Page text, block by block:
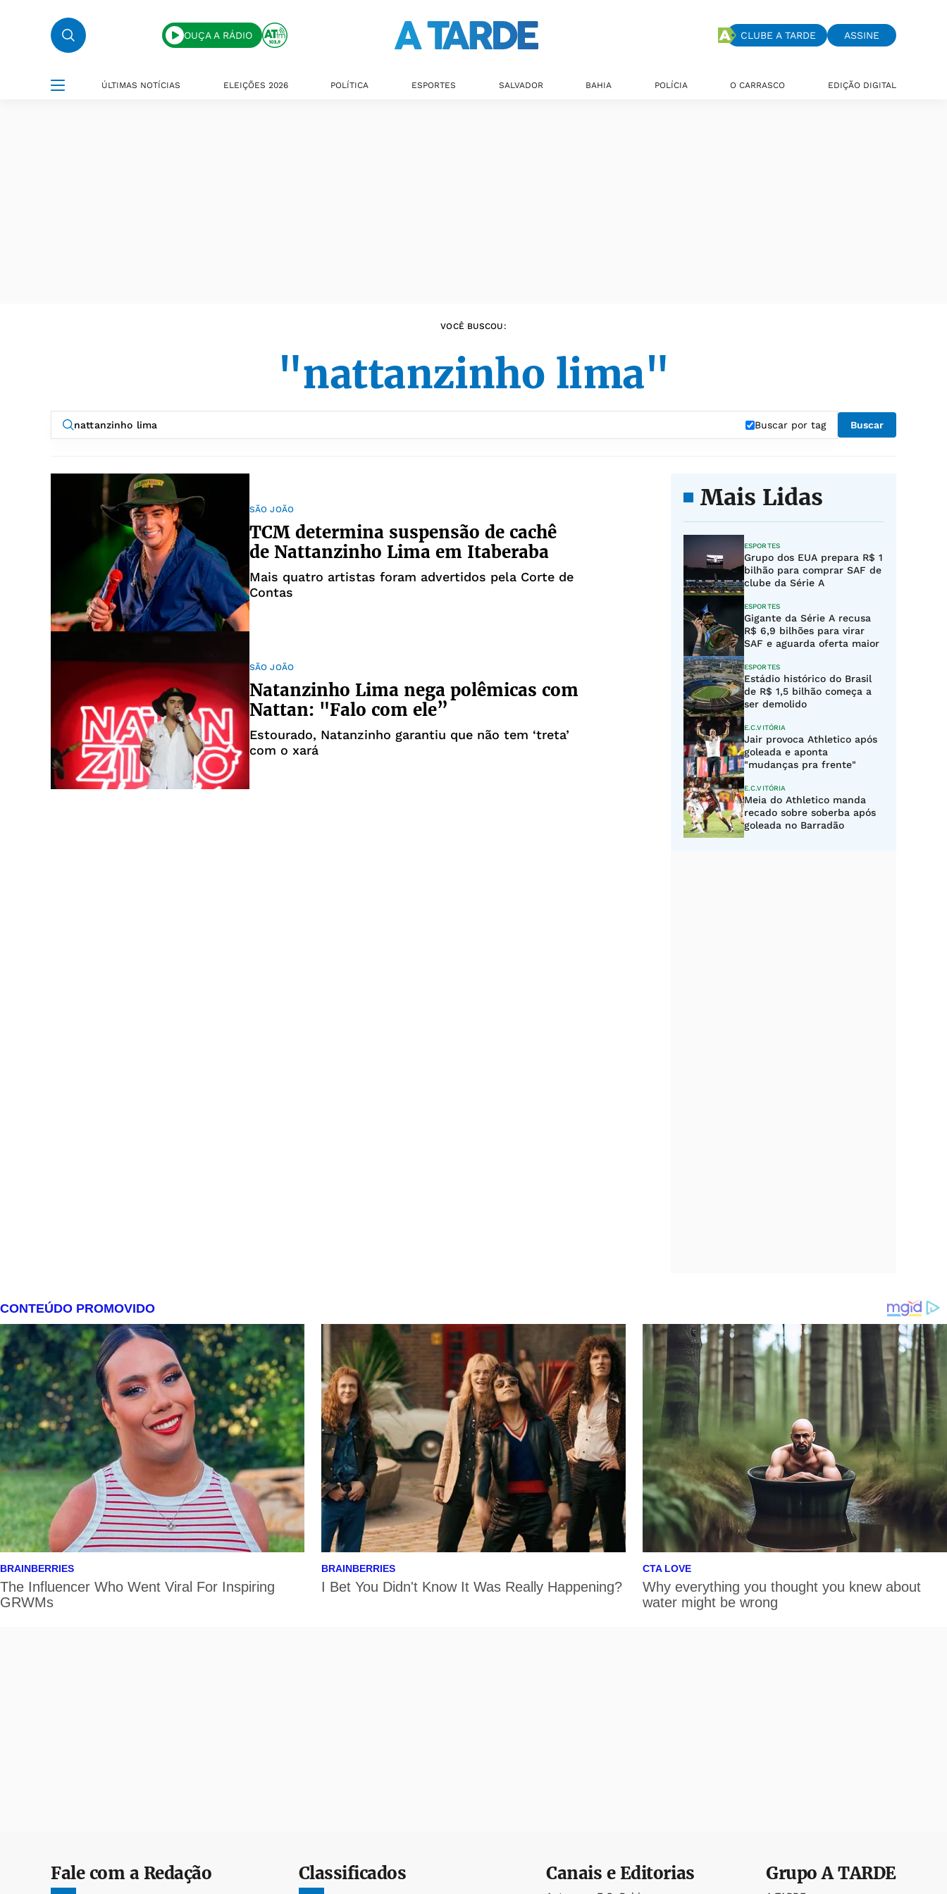
OUÇA A RÁDIO CLUBE A TARDE ASSINE
ÚLTIMAS NOTÍCIAS ELEIÇÕES 2026 POLÍTICA ESPORTES SALVADOR BAHIA POLÍCIA O CARRASCO EDIÇÃO DIGITAL
VOCÊ BUSCOU:
"nattanzinho lima"
Buscar por tag Buscar
SÃO JOÃO
TCM determina suspensão de cachê
de Nattanzinho Lima em Itaberaba
Mais quatro artistas foram advertidos pela Corte de
Contas
SÃO JOÃO
Natanzinho Lima nega polêmicas com
Nattan: "Falo com ele”
Estourado, Natanzinho garantiu que não tem ‘treta’
com o xará
Mais Lidas
ESPORTES
Grupo dos EUA prepara R$ 1
bilhão para comprar SAF de
clube da Série A
ESPORTES
Gigante da Série A recusa
R$ 6,9 bilhões para virar
SAF e aguarda oferta maior
ESPORTES
Estádio histórico do Brasil
de R$ 1,5 bilhão começa a
ser demolido
E.C.VITÓRIA
Jair provoca Athletico após
goleada e aponta
"mudanças pra frente"
E.C.VITÓRIA
Meia do Athletico manda
recado sobre soberba após
goleada no Barradão
Fale com a Redação Classificados Canais e Editorias GrupoA TARDE